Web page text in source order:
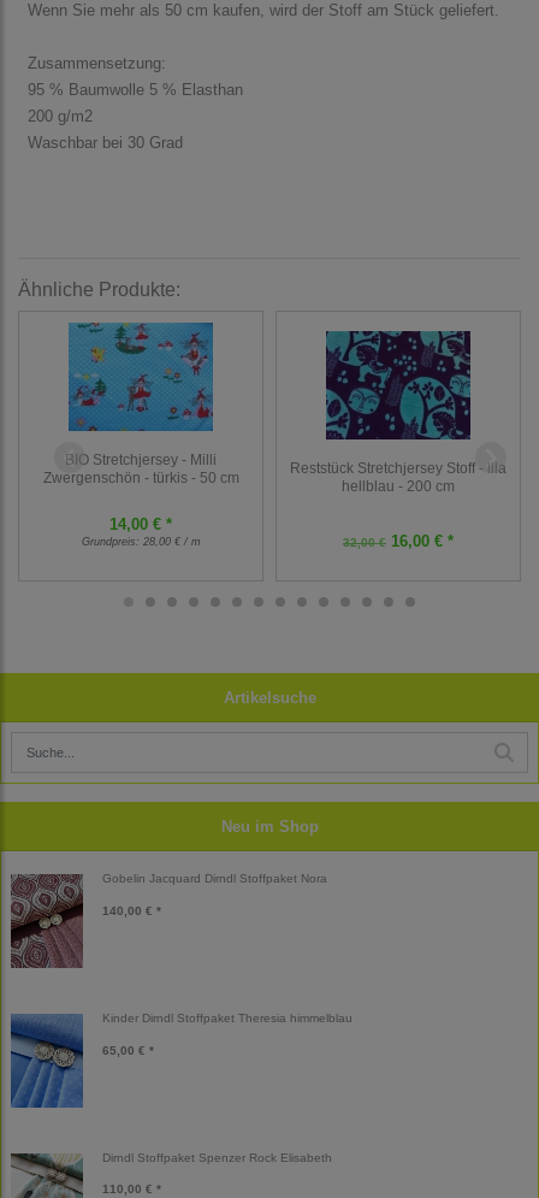
Artikelsuche
Neu im Shop
Gobelin Jacquard Dirndl Stoffpaket Nora
140,00 € *
Kinder Dirndl Stoffpaket Theresia himmelblau
65,00 € *
Dirndl Stoffpaket Spenzer Rock Elisabeth
110,00 € *
Wenn Sie mehr als 50 cm kaufen, wird der Stoff am Stück geliefert.
Zusammensetzung:
95 % Baumwolle 5 % Elasthan
200 g/m2
Waschbar bei 30 Grad
Ähnliche Produkte:
BIO Stretchjersey - Milli
Zwergenschön - türkis - 50 cm
14,00 € *
Grundpreis: 28,00 € / m
Reststück Stretchjersey Stoff - lila
hellblau - 200 cm
32,00 € 16,00 € *